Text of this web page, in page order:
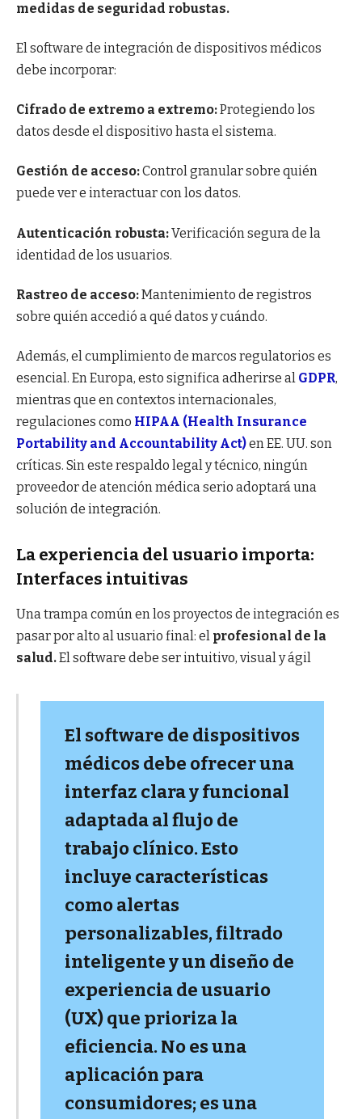
medidas de seguridad robustas.
El software de integración de dispositivos médicos
debe incorporar:
Cifrado de extremo a extremo:Protegiendo los
datos desde el dispositivo hasta el sistema.
Gestión de acceso:Control granular sobre quién
puede ver e interactuar con los datos.
Autenticación robusta:Verificación segura de la
identidad de los usuarios.
Rastreo de acceso:Mantenimiento de registros
sobre quién accedió a qué datos y cuándo.
Además, el cumplimiento de marcos regulatorios es
esencial. En Europa, esto significa adherirse al GDPR,
mientras que en contextos internacionales,
regulaciones como HIPAA (Health Insurance
Portability and Accountability Act)en EE. UU. son
críticas. Sin este respaldo legal y técnico, ningún
proveedor de atención médica serio adoptará una
solución de integración.
La experiencia del usuario importa:
Interfaces intuitivas
Una trampa común en los proyectos de integración es
pasar por alto al usuario final: el profesional de la
salud.El software debe ser intuitivo, visual y ágil
El software de dispositivos
médicos debe ofrecer una
interfaz clara y funcional
adaptada al flujo de
trabajo clínico. Esto
incluye características
como alertas
personalizables, filtrado
inteligente y un diseño de
experiencia de usuario
(UX) que prioriza la
eficiencia. No es una
aplicación para
consumidores; es una